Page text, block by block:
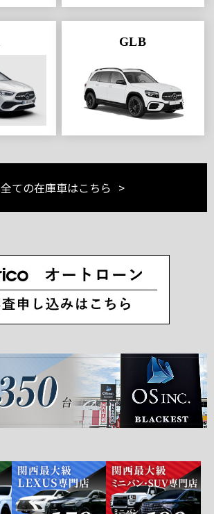
GLB
全ての在庫車はこちら